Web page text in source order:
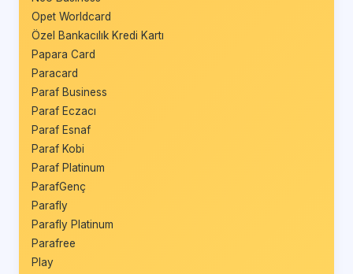
Opet Worldcard
Özel Bankacılık Kredi Kartı
Papara Card
Paracard
Paraf Business
Paraf Eczacı
Paraf Esnaf
Paraf Kobi
Paraf Platinum
ParafGenç
Parafly
Parafly Platinum
Parafree
Play